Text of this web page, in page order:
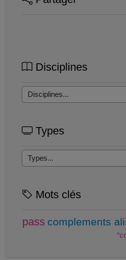
Disciplines
Types
Mots clés
pass complements